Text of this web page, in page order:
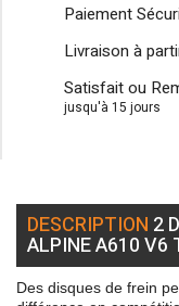
Paiement
Livraison à
Satisfait ou
jusqu'à 15 jours
DESCRIPTION 2
ALPINE A610 V6
Des disques de frein